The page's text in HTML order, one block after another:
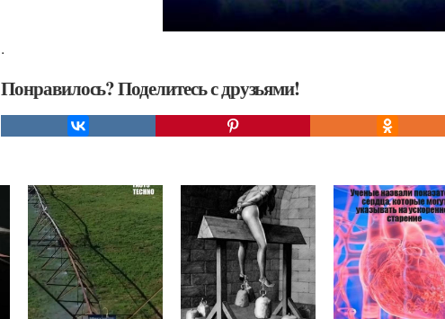
.
Понравилось? Поделитесь с друзьями!